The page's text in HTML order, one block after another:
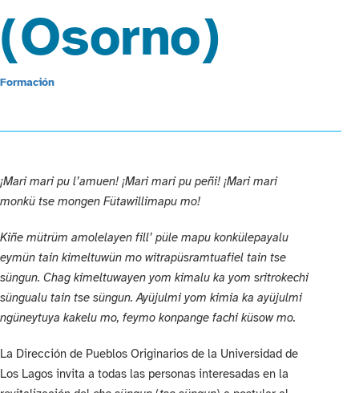
(Osorno)
Formación
¡Mari mari pu l’amuen! ¡Mari mari pu peñi! ¡Mari mari
monkü tse mongen Fütawillimapu mo!
Kiñe mütrüm amolelayen fill’ püle mapu konkülepayalu
eymün tain kimeltuwün mo witrapüsramtuafiel tain tse
süngun. Chag kimeltuwayen yom kimalu ka yom sritrokechi
süngualu tain tse süngun. Ayüjulmi yom kimia ka ayüjulmi
ngüneytuya kakelu mo, feymo konpange fachi küsow mo.
La Dirección de Pueblos Originarios de la Universidad de
Los Lagos invita a todas las personas interesadas en la